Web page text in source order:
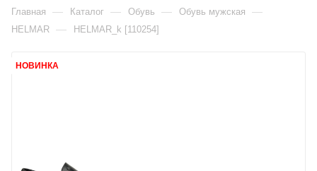
Главная — Каталог — Обувь — Обувь мужская —
HELMAR — HELMAR_k [110254]
НОВИНКА